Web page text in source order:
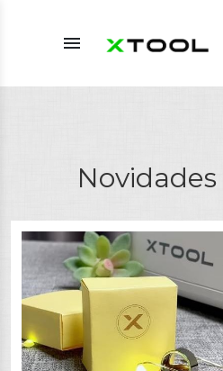
menu